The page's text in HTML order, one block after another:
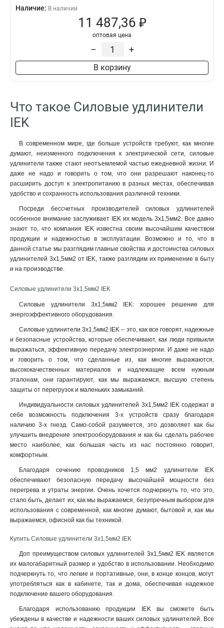
Наличие: В наличии
11 487,36 ₽
оптовая цена
– +
В корзину
Что такое Силовые удлинители
IEK
В современном мире, где больше устройств требуют, как многие
думают, неизменного подключения к электрической сети, силовые
удлинители также стают неотъемлемой частью ежедневной жизни. И
даже не надо и говорить о том, что они разрешают наконец-то
расширить доступ к электропитанию в разных местах, обеспечивая
удобство и сохранность использования различной техники.
Посреди бессчетных производителей силовых удлинителей
особенное внимание заслуживает IEK их модель 3х1,5мм2. Все давно
знают то, что компания IEK известна своим высочайшим качеством
продукции и надежностью в эксплуатации. Возможно и то, что в
данной статье мы разглядим главные свойства и достоинства силовых
удлинителей 3х1,5мм2 от IEK, также разглядим их применение в быту
и на производстве.
Силовые удлинители 3х1,5мм2 IEK
Силовые удлинители 3х1,5мм2 IEK: хорошее решение для
энергоэффективного оборудования.
Силовые удлинители 3х1,5мм2 IEK – это, как все говорят, надежные
и безопасные устройства, которые обеспечивают, как люди привыкли
выражаться, эффективную передачу электроэнергии. И даже не надо
и говорить о том, что сделанные из, как многие выражаются,
высококачественных материалов и надлежащие всем нужным
эталонам, они гарантируют, как мы выражаемся, высшую степень
защиты от перегрузок и маленьких замыканий.
Индивидуальности силовых удлинителей 3х1,5мм2 IEK содержат в
себе возможность подключения 3-х устройств сразу благодаря
наличию 3-х гнезд. Само-собой разумеется, это дозволяет как бы
улучшить внедрение электрооборудования и как бы сделать рабочее
место наиболее, как большая часть из нас постоянно говорит,
комфортным.
Благодаря сечению проводников 1,5 мм2 удлинители IEK
обеспечивают безопасную передачу высочайшей мощности без
перегрева и утраты энергии. Очень хочется подчеркнуть то, что это,
стало быть, делает их, как мы выражаемся, безупречным выбором для
использования с современной, как многие думают, бытовой и, как мы
выражаемся, офисной как бы техникой.
Купить Силовые удлинители 3х1,5мм2 IEK
Доп преимуществом силовых удлинителей 3х1,5мм2 IEK является
их малогабаритный размер и удобство в использовании. Необходимо
подчеркнуть то, что легкие и портативные, они, в конце концов, могут
употребляться как в кабинете, так и дома, обеспечивая надежное
подключение вашего оборудования.
Благодаря использованию продукции IEK вы сможете быть
убеждены в качестве и надежности ваших силовых удлинителей. Все